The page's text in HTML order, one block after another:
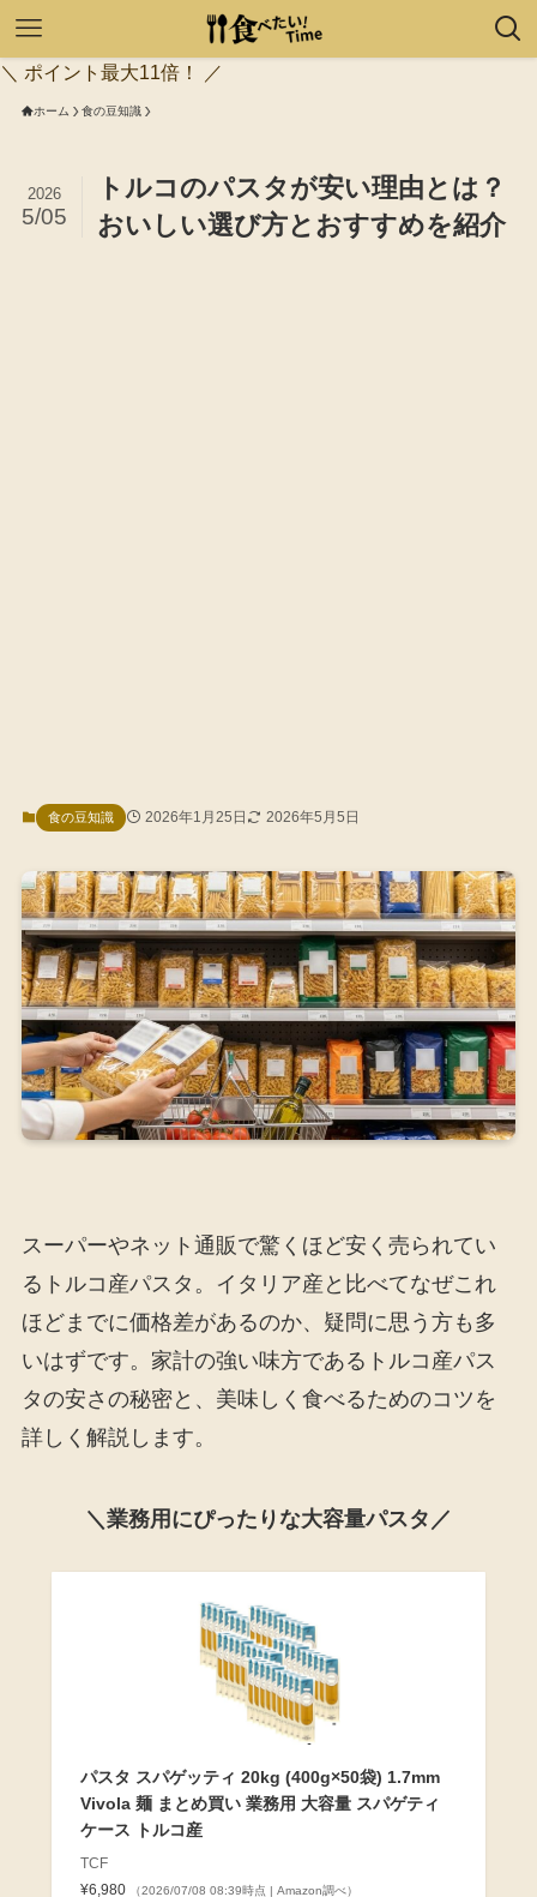
＼ ポイント最大11倍！ ／
ホーム 食の豆知識
トルコのパスタが安い理由とは？
おいしい選び方とおすすめを紹介
2026
5/05
食の豆知識 2026年1月25日 2026年5月5日
スーパーやネット通販で驚くほど安く売られてい
るトルコ産パスタ。イタリア産と比べてなぜこれ
ほどまでに価格差があるのか、疑問に思う方も多
いはずです。家計の強い味方であるトルコ産パス
タの安さの秘密と、美味しく食べるためのコツを
詳しく解説します。
＼業務用にぴったりな大容量パスタ／
パスタ スパゲッティ 20kg (400g×50袋) 1.7mm
Vivola 麺 まとめ買い 業務用 大容量 スパゲティ
ケース トルコ産
TCF
¥6,980
（2026/07/08 08:39時点 | Amazon調べ）